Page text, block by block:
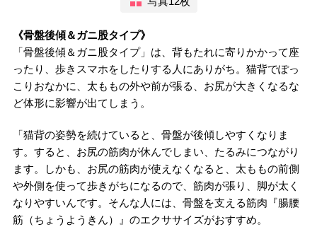
《骨盤後傾＆ガニ股タイプ》
「骨盤後傾＆ガニ股タイプ」は、背もたれに寄りかかって座
ったり、歩きスマホをしたりする人にありがち。猫背でぽっ
こりおなかに、太ももの外や前が張る、お尻が大きくなるな
ど体形に影響が出てしまう。
「猫背の姿勢を続けていると、骨盤が後傾しやすくなりま
す。すると、お尻の筋肉が休んでしまい、たるみにつながり
ます。しかも、お尻の筋肉が使えなくなると、太ももの前側
や外側を使って歩きがちになるので、筋肉が張り、脚が太く
なりやすいんです。そんな人には、骨盤を支える筋肉『腸腰
筋（ちょうようきん）』のエクササイズがおすすめ。